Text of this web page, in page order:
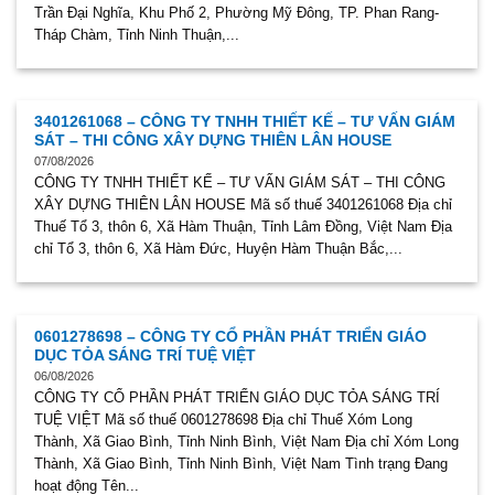
Trần Đại Nghĩa, Khu Phố 2, Phường Mỹ Đông, TP. Phan Rang-
Tháp Chàm, Tỉnh Ninh Thuận,...
3401261068 – CÔNG TY TNHH THIẾT KẾ – TƯ VẤN GIÁM
SÁT – THI CÔNG XÂY DỰNG THIÊN LÂN HOUSE
07/08/2026
CÔNG TY TNHH THIẾT KẾ – TƯ VẤN GIÁM SÁT – THI CÔNG
XÂY DỰNG THIÊN LÂN HOUSE Mã số thuế 3401261068 Địa chỉ
Thuế Tổ 3, thôn 6, Xã Hàm Thuận, Tỉnh Lâm Đồng, Việt Nam Địa
chỉ Tổ 3, thôn 6, Xã Hàm Đức, Huyện Hàm Thuận Bắc,...
0601278698 – CÔNG TY CỔ PHẦN PHÁT TRIỂN GIÁO
DỤC TỎA SÁNG TRÍ TUỆ VIỆT
06/08/2026
CÔNG TY CỔ PHẦN PHÁT TRIỂN GIÁO DỤC TỎA SÁNG TRÍ
TUỆ VIỆT Mã số thuế 0601278698 Địa chỉ Thuế Xóm Long
Thành, Xã Giao Bình, Tỉnh Ninh Bình, Việt Nam Địa chỉ Xóm Long
Thành, Xã Giao Bình, Tỉnh Ninh Bình, Việt Nam Tình trạng Đang
hoạt động Tên...